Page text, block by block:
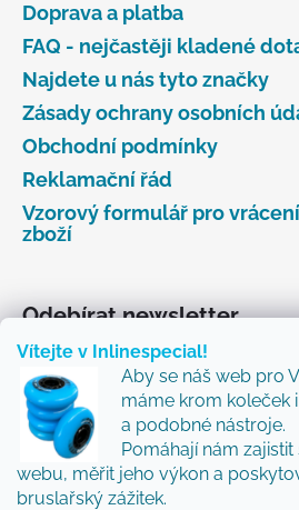
Vítejte v Inlinespecial!
Aby se náš web pro
máme krom koleček
a podobné nástroje.
Pomáhají nám
webu, měřit jeho výkon a
bruslařský zážitek.
Doprava a platba
FAQ - nejčastěji kladené
Najdete u nás tyto značky
Zásady ochrany osobních
Obchodní podmínky
Reklamační řád
Vzorový formulář pro
zboží
Odebírat newsletter
Vložte svůj e-mail a my vám
o nových produktech na našem
Přidejte se k nám a my Vám
novinky a tipy.
E-mail